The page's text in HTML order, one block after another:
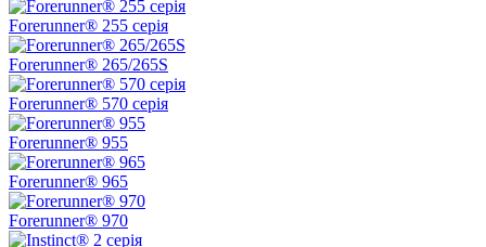
Forerunner® 255 серія
Forerunner® 265/265S
Forerunner® 570 серія
Forerunner® 955
Forerunner® 965
Forerunner® 970